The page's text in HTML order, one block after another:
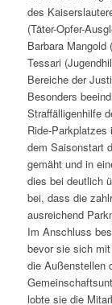
des
(Täter-Opfer-
Barbara
Tessari
Bereiche der
Besonders
Straffälligenhilfe
Ride-Parkplatzes
dem Saisonstart
gemäht und in
dies bei deutlich
bei, dass die
ausreichend
Im Anschluss
bevor sie sich
die Außenstellen
lobte sie die